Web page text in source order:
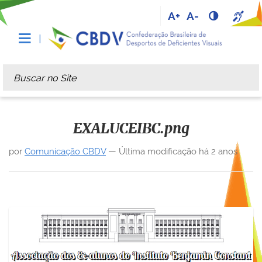
A+ A-
Busca
Busca Avançada…
EXALUCEIBC.png
por Comunicação CBDV— Última modificação há 2 anos